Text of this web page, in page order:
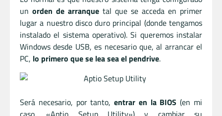
un orden de arranque tal que se acceda en primer
lugar a nuestro disco duro principal (donde tengamos
instalado el sistema operativo). Si queremos instalar
Windows desde USB, es necesario que, al arrancar el
PC, lo primero que se lea sea el pendrive.
Será necesario, por tanto,entrar en la BIOS (en mi